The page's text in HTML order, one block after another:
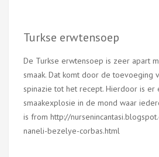
Turkse erwtensoep
De Turkse erwtensoep is zeer apart
smaak. Dat komt door de toevoeging
spinazie tot het recept. Hierdoor is er
smaakexplosie in de mond waar
is from http://
naneli-bezelye-corbas.html